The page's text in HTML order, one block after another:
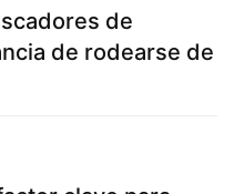
de
de rodearse de